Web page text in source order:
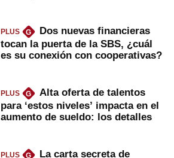
PLUS G
Dos nuevas financieras
tocan la puerta de la SBS, ¿cuál
es su conexión con cooperativas?
PLUS G
Alta oferta de talentos
para ‘estos niveles’ impacta en el
aumento de sueldo: los detalles
PLUS G
La carta secreta de